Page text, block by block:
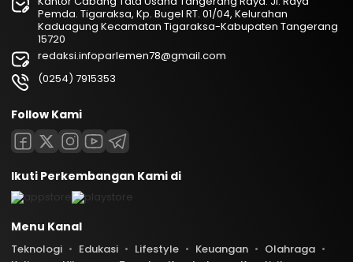
Pemda. Tigaraksa, Kp. Bugel RT. 01/04, Kelurahan
Kaduagung Kecamatan Tigaraksa-Kabupaten Tangerang
15720
redaksi.infoparlemen78@gmail.com
(0254) 7915353
Follow Kami
Ikuti Perkembangan Kami di
Menu Kanal
Teknologi Edukasi Lifestyle Keuangan
Olahraga